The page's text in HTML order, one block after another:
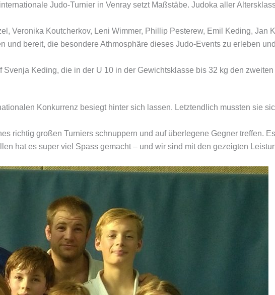
Judo-Turnier in Venray setzt Maßstäbe. Judoka aller
Veronika Koutcherkov, Leni Wimmer, Phillip Pesterew, Emil Keding, Jan
und bereit, die besondere Athmosphäre dieses Judo-Events zu erleben
Keding, die in der U 10 in der Gewichtsklasse bis 32 kg den
Konkurrenz besiegt hinter sich lassen. Letztendlich mussten sie
richtig großen Turniers schnuppern und auf überlegene Gegner treffen.
hat es super viel Spass gemacht – und wir sind mit den gezeigten